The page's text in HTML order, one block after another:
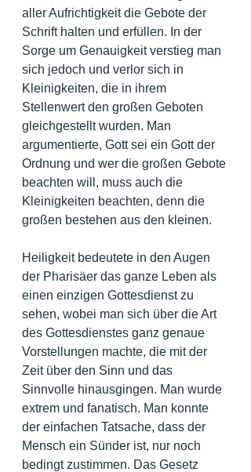
aller Aufrichtigkeit die Gebote der
Schrift halten und erfüllen. In der
Sorge um Genauigkeit verstieg man
sich jedoch und verlor sich in
Kleinigkeiten, die in ihrem
Stellenwert den großen Geboten
gleichgestellt wurden. Man
argumentierte, Gott sei ein Gott der
Ordnung und wer die großen Gebote
beachten will, muss auch die
Kleinigkeiten beachten, denn die
großen bestehen aus den kleinen.
Heiligkeit bedeutete in den Augen
der Pharisäer das ganze Leben als
einen einzigen Gottesdienst zu
sehen, wobei man sich über die Art
des Gottesdienstes ganz genaue
Vorstellungen machte, die mit der
Zeit über den Sinn und das
Sinnvolle hinausgingen. Man wurde
extrem und fanatisch. Man konnte
der einfachen Tatsache, dass der
Mensch ein Sünder ist, nur noch
bedingt zustimmen. Das Gesetz